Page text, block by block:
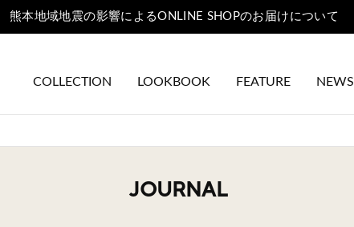
熊本地域地震の影響によるONLINE SHOPのお届けについて
COLLECTION LOOKBOOK FEATURE NEWS
JOURNAL